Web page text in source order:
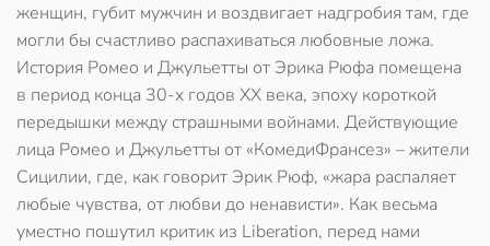
женщин, губит мужчин и воздвигает надгробия там, где
могли бы счастливо распахиваться любовные ложа.
История Ромео и Джульетты от Эрика Рюфа помещена
в период конца 30-х годов ХХ века, эпоху короткой
передышки между страшными войнами. Действующие
лица Ромео и Джульетты от «КомедиФрансез» – жители
Сицилии, где, как говорит Эрик Рюф, «жара распаляет
любые чувства, от любви до ненависти». Как весьма
уместно пошутил критик из Liberation, перед нами